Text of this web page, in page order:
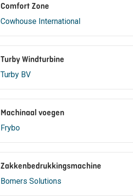
Comfort Zone
Cowhouse International
Turby Windturbine
Turby BV
Machinaal voegen
Frybo
Zakkenbedrukkingsmachine
Bomers Solutions